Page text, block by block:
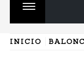
Cambiar
INICIO